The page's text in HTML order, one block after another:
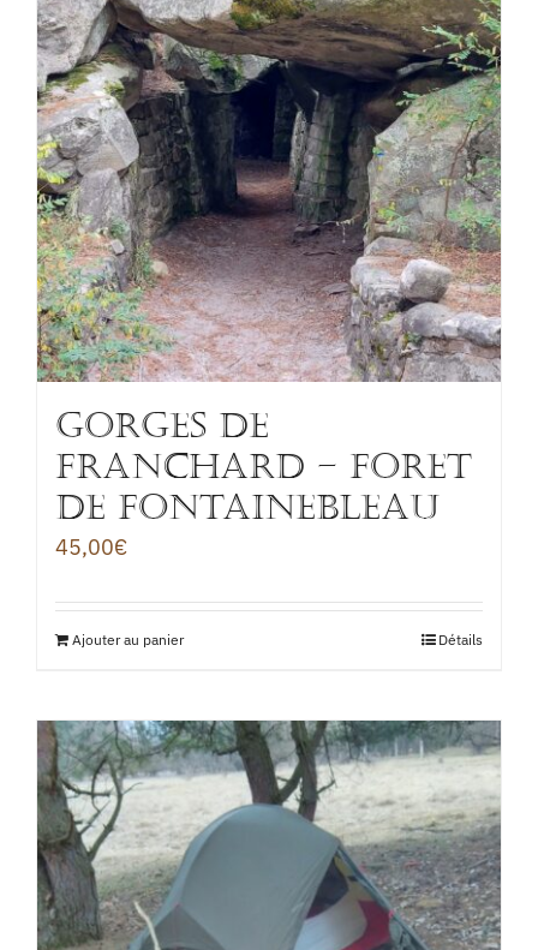
GORGES DE
FRANCHARD – FORET
DE FONTAINEBLEAU
45,00€
Ajouter au panier Détails